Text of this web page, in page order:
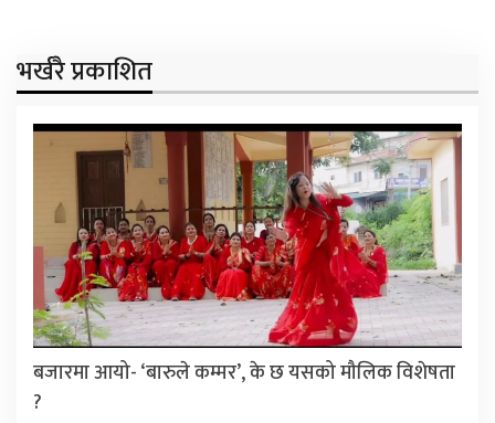
भर्खरै प्रकाशित
बजारमा आयो- ‘बारुले कम्मर’, के छ यसको मौलिक विशेषता
?